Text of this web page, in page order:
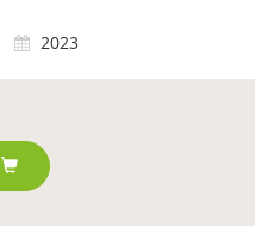
2023